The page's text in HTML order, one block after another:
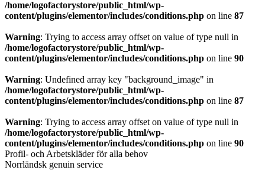
/home/logofactorystore/public_html/wp-
content/plugins/elementor/includes/conditions.php on line 87
Warning: Trying to access array offset on value of type null in
/home/logofactorystore/public_html/wp-
content/plugins/elementor/includes/conditions.php on line 90
Warning: Undefined array key "background_image" in
/home/logofactorystore/public_html/wp-
content/plugins/elementor/includes/conditions.php on line 87
Warning: Trying to access array offset on value of type null in
/home/logofactorystore/public_html/wp-
content/plugins/elementor/includes/conditions.php on line 90
Profil- och Arbetskläder för alla behov
Norrländsk genuin service